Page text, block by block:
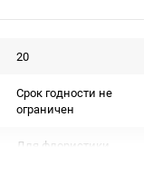
20
Срок годности не
ограничен
Для флористики